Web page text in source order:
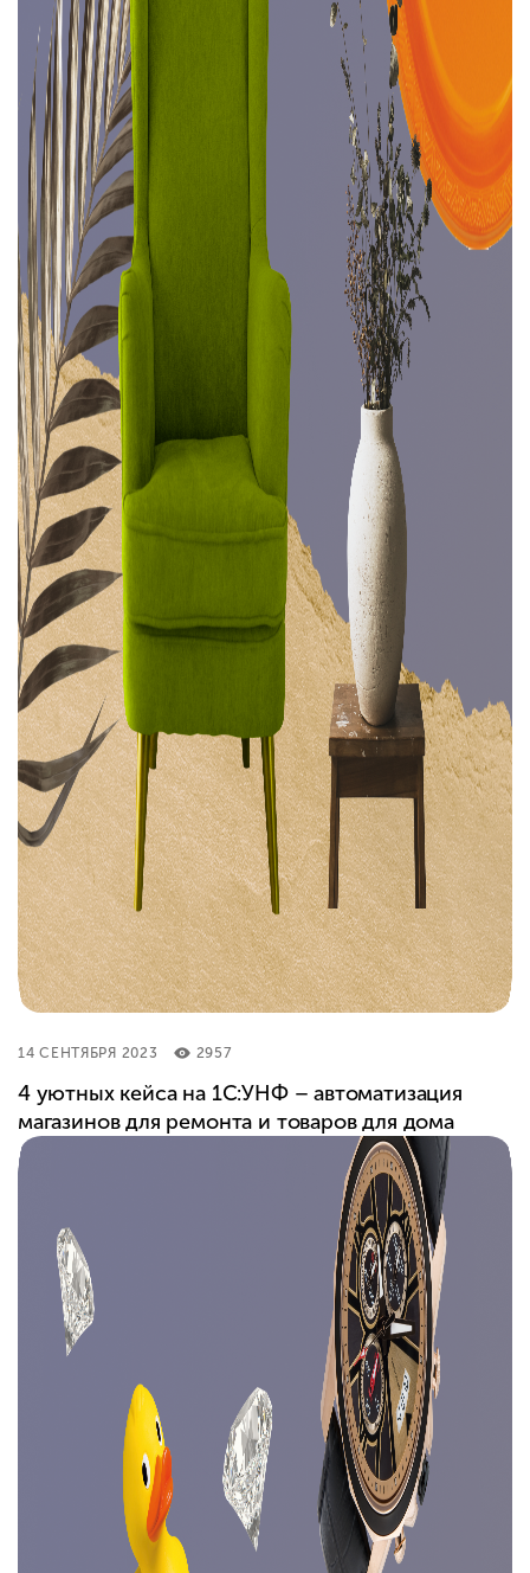
14 СЕНТЯБРЯ 2023 2957
4 уютных кейса на 1С:УНФ – автоматизация
магазинов для ремонта и товаров для дома